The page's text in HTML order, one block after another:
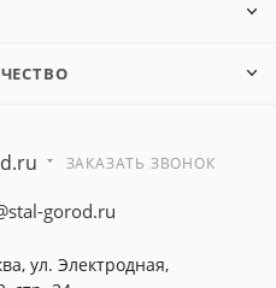
ЗАКАЗАТЬ ЗВОНОК
gorod.ru
ул. Электродная,